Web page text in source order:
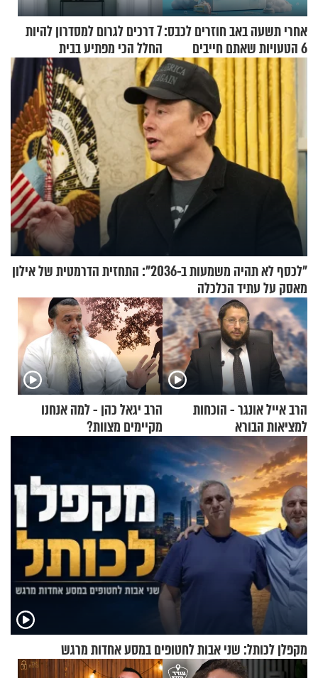
אחרי תשעה באב חוזרים לכבס:
6 הטעויות שאתם חייבים
להפסיק לעשות
7 דרכים לגרום למסדרון להיות
החלל הכי מפתיע בבית
"לכסף לא תהיה משמעות ב-2036": התחזית הדרמטית של אילון
מאסק על עתיד הכלכלה
הרב אייל אונגר - הוכחות
למציאות הבורא
הרב יגאל כהן - למה אנחנו
מקיימים מצוות?
מקפלן לכותל: שני אבות לחטופים במסע אחדות מרגש